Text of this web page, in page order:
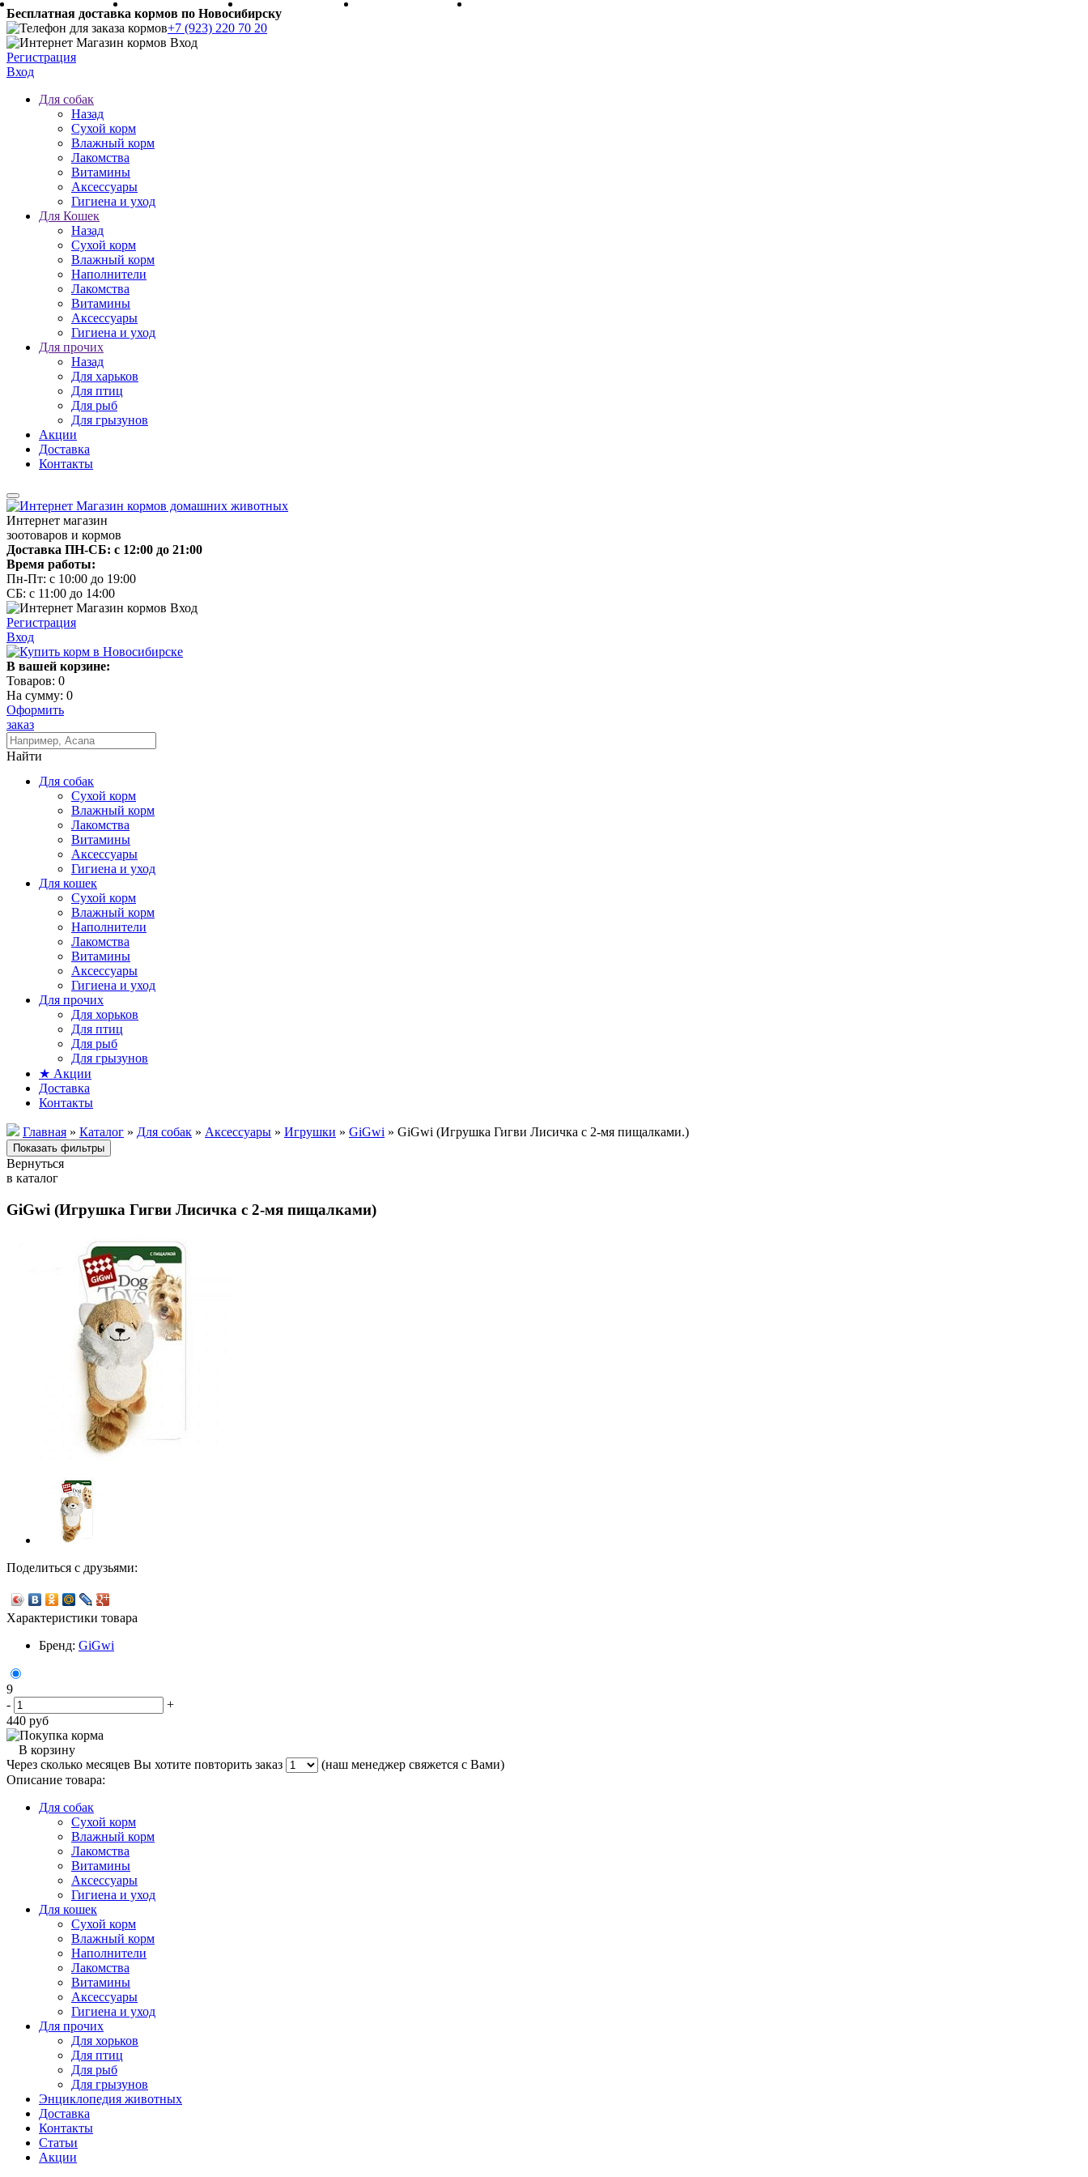
Бесплатная доставка кормов по Новосибирску
+7 (923) 220 70 20
Регистрация
Вход
Для собак
Назад
Сухой корм
Влажный корм
Лакомства
Витамины
Аксессуары
Гигиена и уход
Для Кошек
Назад
Сухой корм
Влажный корм
Наполнители
Лакомства
Витамины
Аксессуары
Гигиена и уход
Для прочих
Назад
Для харьков
Для птиц
Для рыб
Для грызунов
Акции
Доставка
Контакты
Интернет магазин
зоотоваров и кормов
Доставка ПН-СБ: с 12:00 до 21:00
Время работы:
Пн-Пт: с 10:00 до 19:00
СБ: с 11:00 до 14:00
Регистрация
Вход
В вашей корзине:
Товаров: 0
На сумму: 0
Оформить
заказ
Найти
Для собак
Сухой корм
Влажный корм
Лакомства
Витамины
Аксессуары
Гигиена и уход
Для кошек
Сухой корм
Влажный корм
Наполнители
Лакомства
Витамины
Аксессуары
Гигиена и уход
Для прочих
Для хорьков
Для птиц
Для рыб
Для грызунов
★ Акции
Доставка
Контакты
Главная » Каталог » Для собак » Аксессуары » Игрушки » GiGwi » GiGwi (Игрушка Гигви Лисичка с 2-мя пищалками.)
Вернуться
в каталог
GiGwi (Игрушка Гигви Лисичка с 2-мя пищалками)
Поделиться с друзьями:
Характеристики товара
Бренд: GiGwi
9
-
+
440 руб
В корзину
Через сколько месяцев Вы хотите повторить заказ
(наш менеджер свяжется с Вами)
Описание товара:
Для собак
Сухой корм
Влажный корм
Лакомства
Витамины
Аксессуары
Гигиена и уход
Для кошек
Сухой корм
Влажный корм
Наполнители
Лакомства
Витамины
Аксессуары
Гигиена и уход
Для прочих
Для хорьков
Для птиц
Для рыб
Для грызунов
Энциклопедия животных
Доставка
Контакты
Статьи
Акции